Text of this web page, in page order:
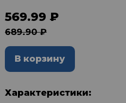
569.99 ₽
689.90 ₽
В корзину
Характеристики: